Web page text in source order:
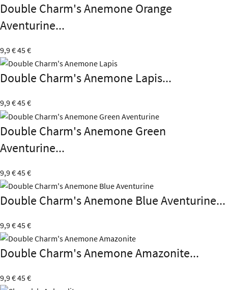
Double Charm's Anemone Orange
Aventurine...
9,9 €45 €
Double Charm's Anemone Lapis...
9,9 €45 €
Double Charm's Anemone Green
Aventurine...
9,9 €45 €
Double Charm's Anemone Blue Aventurine...
9,9 €45 €
Double Charm's Anemone Amazonite...
9,9 €45 €